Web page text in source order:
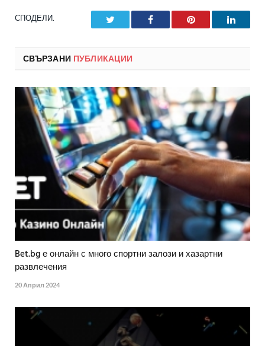
СПОДЕЛИ. Facebook Pinterest
СВЪРЗАНИ ПУБЛИКАЦИИ
Bet.bg е онлайн с много спортни залози и хазартни
развлечения
20 Април 2024